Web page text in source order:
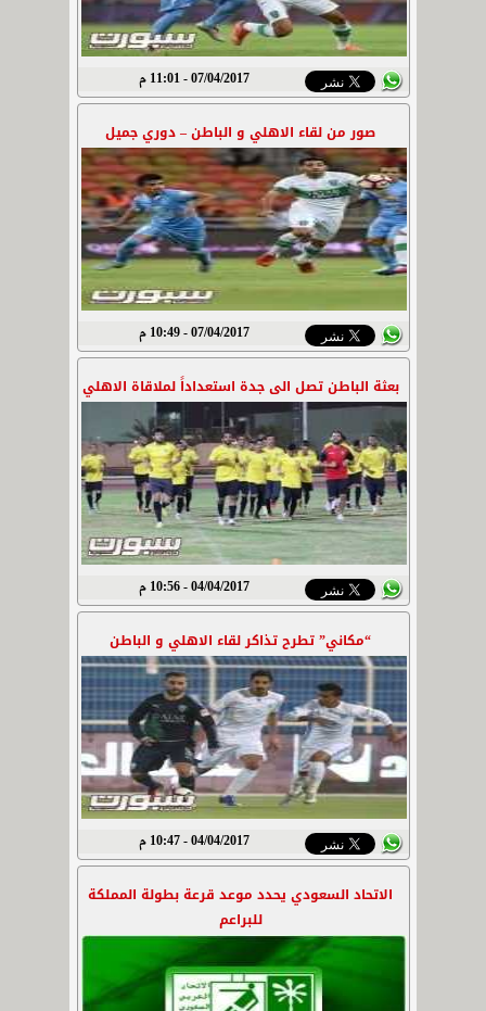
07/04/2017 - 11:01 م
صور من لقاء الاهلي و الباطن – دوري جميل
07/04/2017 - 10:49 م
بعثة الباطن تصل الى جدة استعداداً لملاقاة الاهلي
04/04/2017 - 10:56 م
“مكاني” تطرح تذاكر لقاء الاهلي و الباطن
04/04/2017 - 10:47 م
الاتحاد السعودي يحدد موعد قرعة بطولة المملكة
للبراعم